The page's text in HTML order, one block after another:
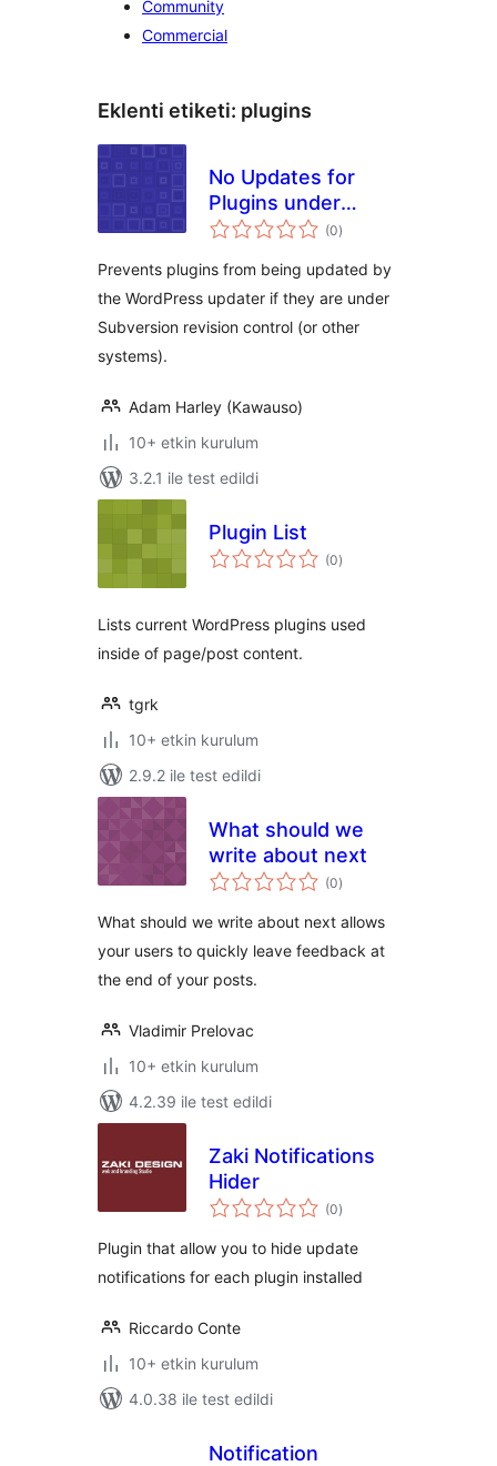
Community
Commercial
Eklenti etiketi: plugins
No Updates for
Plugins under
Revision Control
(0toplam
puan
)
Prevents plugins from being updated by
the WordPress updater if they are under
Subversion revision control (or other
systems).
Adam Harley (Kawauso)
10+ etkin kurulum
3.2.1 ile test edildi
Plugin List
(0toplam
puan
)
Lists current WordPress plugins used
inside of page/post content.
tgrk
10+ etkin kurulum
2.9.2 ile test edildi
What should we
write about next
(0toplam
puan
)
What should we write about next allows
your users to quickly leave feedback at
the end of your posts.
Vladimir Prelovac
10+ etkin kurulum
4.2.39 ile test edildi
Zaki Notifications
Hider
(0toplam
puan
)
Plugin that allow you to hide update
notifications for each plugin installed
Riccardo Conte
10+ etkin kurulum
4.0.38 ile test edildi
Notification